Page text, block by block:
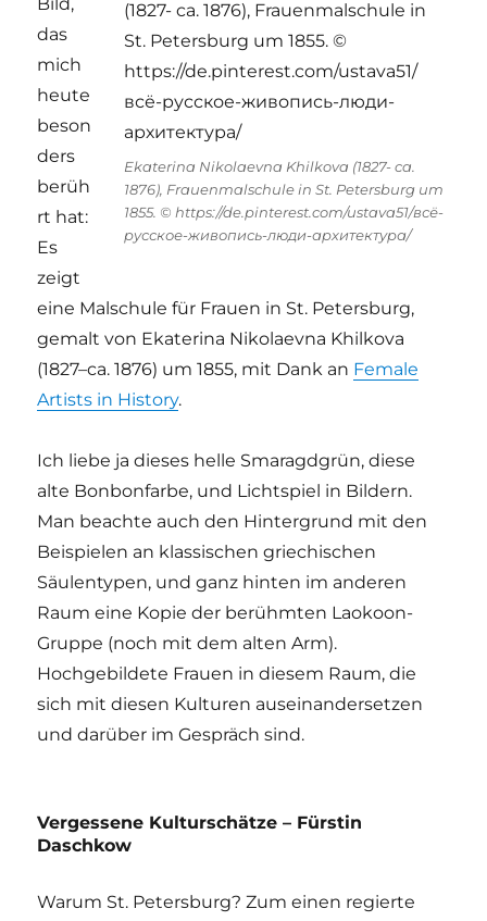
Ekaterina Nikolaevna Khilkova (1827- ca.
1876), Frauenmalschule in St. Petersburg um
1855. © https://de.pinterest.com/ustava51/всё-
русское-живопись-люди-архитектура/
das
mich
heute
beson
ders
berüh
rt hat:
Es
zeigt
eine Malschule für Frauen in St. Petersburg,
gemalt von Ekaterina Nikolaevna Khilkova
(1827–ca. 1876) um 1855, mit Dank an Female
Artists in History.
Ich liebe ja dieses helle Smaragdgrün, diese
alte Bonbonfarbe, und Lichtspiel in Bildern.
Man beachte auch den Hintergrund mit den
Beispielen an klassischen griechischen
Säulentypen, und ganz hinten im anderen
Raum eine Kopie der berühmten Laokoon-
Gruppe (noch mit dem alten Arm).
Hochgebildete Frauen in diesem Raum, die
sich mit diesen Kulturen auseinandersetzen
und darüber im Gespräch sind.
Vergessene Kulturschätze – Fürstin
Daschkow
Warum St. Petersburg? Zum einen regierte